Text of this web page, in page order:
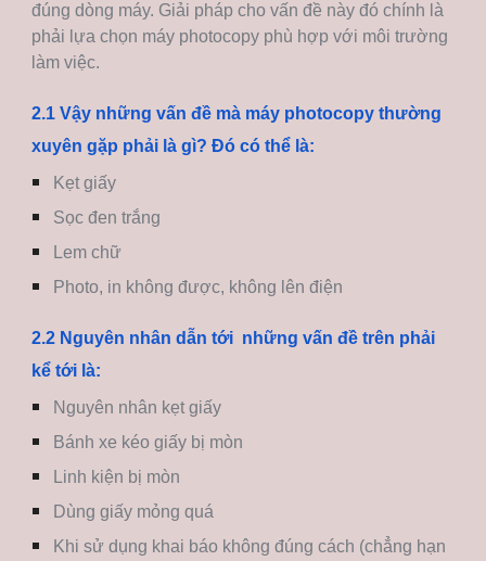
đúng dòng máy. Giải pháp cho vấn đề này đó chính là
phải lựa chọn máy photocopy phù hợp với môi trường
làm việc.
2.1 Vậy những vấn đề mà máy photocopy thường
xuyên gặp phải là gì? Đó có thể là:
Kẹt giấy
Sọc đen trắng
Lem chữ
Photo, in không được, không lên điện
2.2 Nguyên nhân dẫn tới những vấn đề trên phải
kể tới là:
Nguyên nhân kẹt giấy
Bánh xe kéo giấy bị mòn
Linh kiện bị mòn
Dùng giấy mỏng quá
Khi sử dụng khai báo không đúng cách (chẳng hạn